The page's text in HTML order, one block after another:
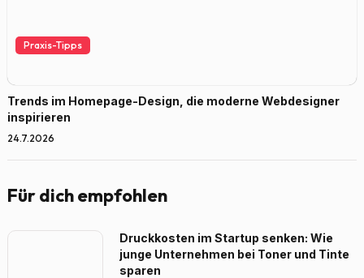
Praxis-Tipps
Trends im Homepage-Design, die moderne Webdesigner
inspirieren
24.7.2026
Für dich empfohlen
Druckkosten im Startup senken: Wie
junge Unternehmen bei Toner und Tinte
sparen